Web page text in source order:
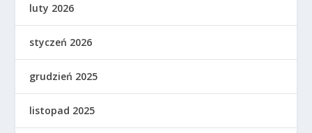
luty 2026
styczeń 2026
grudzień 2025
listopad 2025